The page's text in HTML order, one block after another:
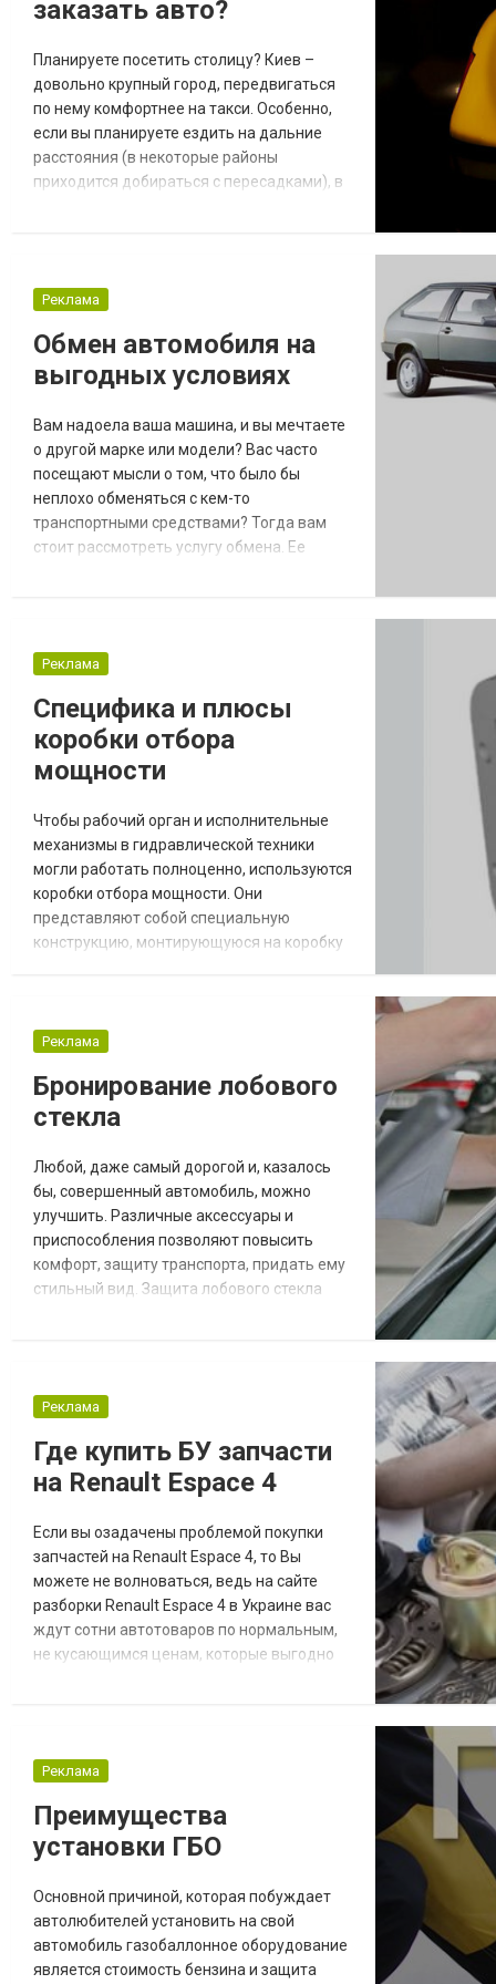
вызвать эв...
заказать авто?
Планируете посетить столицу? Киев –
довольно крупный город, передвигаться
по нему комфортнее на такси. Особенно,
если вы планируете ездить на дальние
расстояния (в некоторые районы
приходится добираться с пересадками), в
до отеля или арендованной квартиры.
киевляне пол...
Реклама
Обмен автомобиля на
выгодных условиях
Вам надоела ваша машина, и вы мечтаете
о другой марке или модели? Вас часто
посещают мысли о том, что было бы
неплохо обменяться с кем-то
транспортными средствами? Тогда вам
стоит рассмотреть услугу обмена. Ее
на класс выше. В чем плюсы процедуры
на данную сделку. Это обус...
Реклама
Специфика и плюсы
коробки отбора
мощности
Чтобы рабочий орган и исполнительные
механизмы в гидравлической техники
могли работать полноценно, используются
коробки отбора мощности. Они
представляют собой специальную
конструкцию, монтирующуюся на коробку
коробка отбора мощности купить поможет
идеальной модели под конкретные
характеристики. Основные нюансы исп...
Реклама
Бронирование лобового
стекла
Любой, даже самый дорогой и, казалось
бы, совершенный автомобиль, можно
улучшить. Различные аксессуары и
приспособления позволяют повысить
комфорт, защиту транспорта, придать ему
стильный вид. Защита лобового стекла
нагрузки. Дороги находятся в плохом
вылетает из-под колес двига...
Реклама
Где купить БУ запчасти
на Renault Espace 4
Если вы озадачены проблемой покупки
запчастей на Renault Espace 4, то Вы
можете не волноваться, ведь на сайте
разборки Renault Espace 4 в Украине вас
ждут сотни автотоваров по нормальным,
не кусающимся ценам, которые выгодно
запчасти для широкого ряда европейских
написать в п...
Реклама
Преимущества
установки ГБО
Основной причиной, которая побуждает
автолюбителей установить на свой
автомобиль газобаллонное оборудование
является стоимость бензина и защита